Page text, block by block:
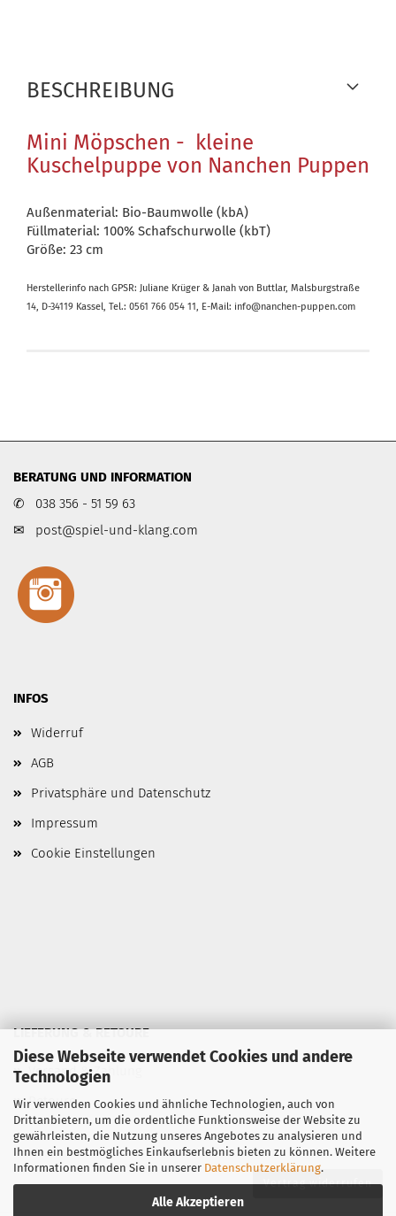
Diese Webseite verwendet Cookies und andere
Technologien
Wir verwenden Cookies und ähnliche Technologien, auch von
Drittanbietern, um die ordentliche Funktionsweise der Website zu
gewährleisten, die Nutzung unseres Angebotes zu analysieren und
Ihnen ein bestmögliches Einkaufserlebnis bieten zu können. Weitere
Informationen finden Sie in unserer Datenschutzerklärung.
Alle Akzeptieren
BESCHREIBUNG
Mini Möpschen - kleine
Kuschelpuppe von Nanchen Puppen
Außenmaterial: Bio-Baumwolle (kbA)
Füllmaterial: 100% Schafschurwolle (kbT)
Größe: 23 cm
Herstellerinfo nach GPSR: Juliane Krüger & Janah von Buttlar, Malsburgstraße
14, D-34119 Kassel, Tel.: 0561 766 054 11, E-Mail: info@nanchen-puppen.com
BERATUNG UND INFORMATION
✆ 038 356 - 51 59 63
✉ post@spiel-und-klang.com
INFOS
Widerruf
AGB
Privatsphäre und Datenschutz
Impressum
Cookie Einstellungen
LIEFERUNG & RETOURE
» Versand & Zahlung
» Retoure
Vertrag widerrufen